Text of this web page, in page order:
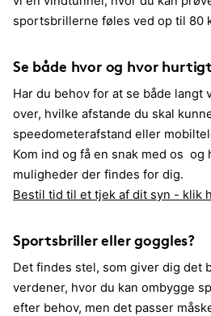
sportsbrillerne føles ved op til 80
Se både hvor og hvor
Har du behov for at se både
over, hvilke afstande du skal
speedometerafstand eller
Kom ind og få en snak med os og
muligheder der findes for dig.
Bestil tid til et tjek af dit syn - klik
Sportsbriller eller goggles?
Det findes stel, som giver dig det
verdener, hvor du kan ombygge
efter behov, men det passer